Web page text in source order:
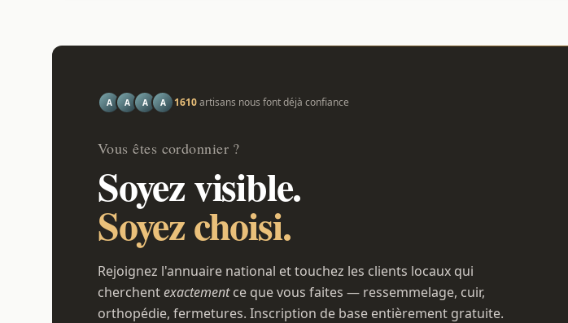
A A A A 1610artisans nous font déjà confiance
Vous êtes cordonnier ?
Soyez visible.
Soyez choisi.
Rejoignez l'annuaire national et touchez les clients locaux qui
cherchentexactementce que vous faites — ressemmelage, cuir,
orthopédie, fermetures. Inscription de base entièrement gratuite.